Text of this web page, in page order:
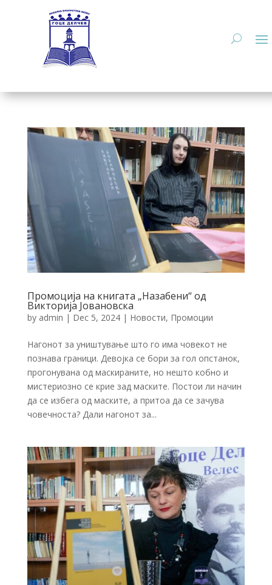
Промоција на книгата „Назабени“ од
Викторија Јовановска
by admin | Dec 5, 2024| Новости, Промоции
Нагонот за уништување што го има човекот не
познава граници. Девојка се бори за гол опстанок,
прогонувана од маскираните, но нешто кобно и
мистериозно се крие зад маските. Постои ли начин
да се избега од маските, а притоа да се зачува
човечноста? Дали нагонот за...